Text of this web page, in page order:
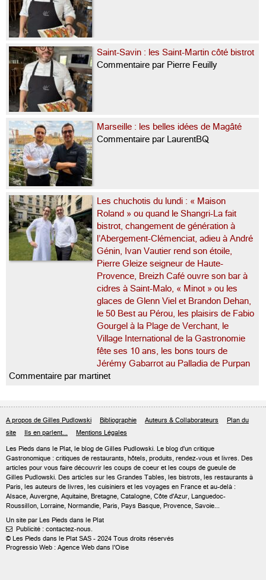
Saint-Savin : les Saint-Martin côté bistrot
Commentaire par Pierre Feuilly
Marseille : les belles idées de Magâté
Commentaire par LaurentBQ
Les chuchotis du lundi : « Maison
Roland » ou quand le Shangri-La fait
bistrot, changement de génération à
l’Abergement-Clémenciat, adieu à André
Génin, Ivan Vautier rend son étoile,
Pierre Gleize seigneur de Haute-
Provence, Breizh Café ouvre son bar à
cidres à Saint-Malo, « Minot » ou les
glaces de Glenn Viel et Brandon Dehan,
le 50 Best au Pérou, les plaisirs de Fabio
Gourgel à la Plage de Verchant, le
Village International de la Gastronomie
fête ses 10 ans, les bons tours de
Jérémy Gabarrot au Palladia de Purpan
Commentaire par martinet
A propos de Gilles Pudlowski Bibliographie Auteurs & Collaborateurs
Plan du
site
Ils en parlent... Mentions Légales
Les Pieds dans le Plat, le blog de Gilles Pudlowski. Le blog d'un critique
Gastronomique : critiques de restaurants, hôtels, produits, rendez-vous et livres. Des
articles pour vous faire découvrir les coups de coeur et les coups de gueule de
Gilles Pudlowski. Des articles sur les Grandes Tables, les bistrots, les restaurants à
Paris, les auteurs de livres, les cuisiniers et les voyages en France et au-delà :
Alsace, Auvergne, Aquitaine, Bretagne, Catalogne, Côte d'Azur, Languedoc-
Roussillon, Lorraine, Normandie, Paris, Pays Basque, Provence, Savoie...
Un site par Les Pieds dans le Plat
 Publicité : contactez-nous.
© Les Pieds dans le Plat SAS - 2024 Tous droits réservés
Progressio Web : Agence Web dans l'Oise